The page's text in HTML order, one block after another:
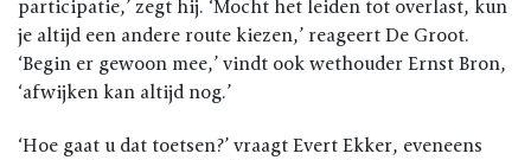
participatie,’ zegt hij. ‘Mocht het leiden tot overlast, kun
je altijd een andere route kiezen,’ reageert De Groot.
‘Begin er gewoon mee,’ vindt ook wethouder Ernst Bron,
‘afwijken kan altijd nog.’
‘Hoe gaat u dat toetsen?’ vraagt Evert Ekker, eveneens